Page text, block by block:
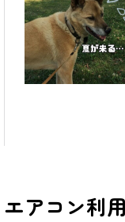
エアコン利